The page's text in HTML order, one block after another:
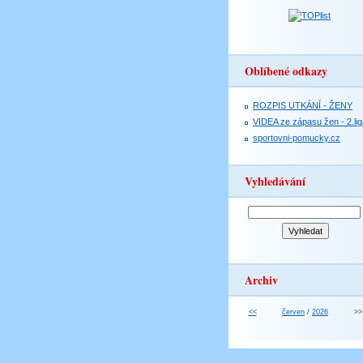
Oblíbené odkazy
ROZPIS UTKÁNÍ - ŽENY
VIDEA ze zápasu žen -
sportovni-pomucky.cz
Vyhledávání
Archiv
<< červen / 2026 >>